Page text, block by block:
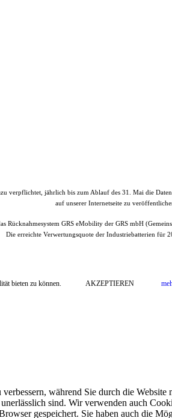
verpflichtet, jährlich bis zum Ablauf des 31. Mai die
auf unserer Internetseite zu
Rücknahmesystem GRS eMobility der GRS mbH
Die erreichte Verwertungsquote der Industriebatterien für
bieten zu können. AKZEPTIEREN
während Sie durch die
sind. Wir verwenden auch
gespeichert. Sie haben auch die